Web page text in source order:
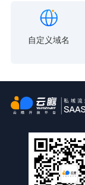
自定义域名